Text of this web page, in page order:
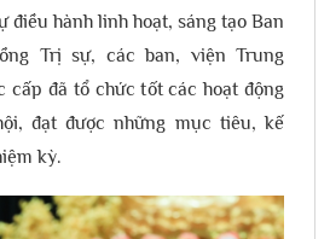
điều hành linh hoạt, sáng tạo Ban
Trị sự, các ban, viện Trung
cấp đã tổ chức tốt các hoạt động
đạt được những mục tiêu, kế
kỳ.